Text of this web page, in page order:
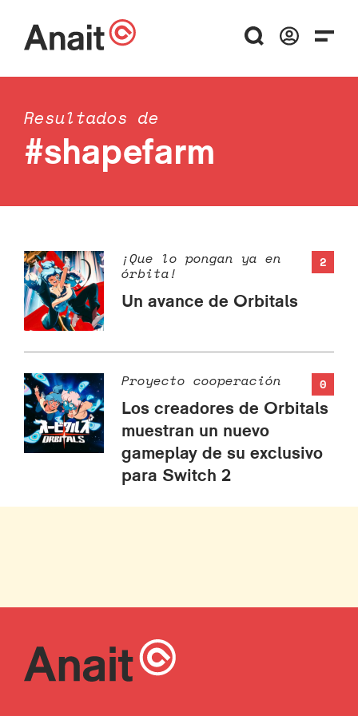
Resultados de
#shapefarm
2
¡Que lo pongan ya en
órbita!
Un avance de Orbitals
0
Proyecto cooperación
Los creadores de Orbitals
muestran un nuevo
gameplay de su exclusivo
para Switch 2